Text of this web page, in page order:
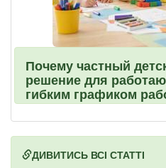
Почему частный
решение для
гибким графиком
ДИВИТИСЬ ВСІ СТАТТІ